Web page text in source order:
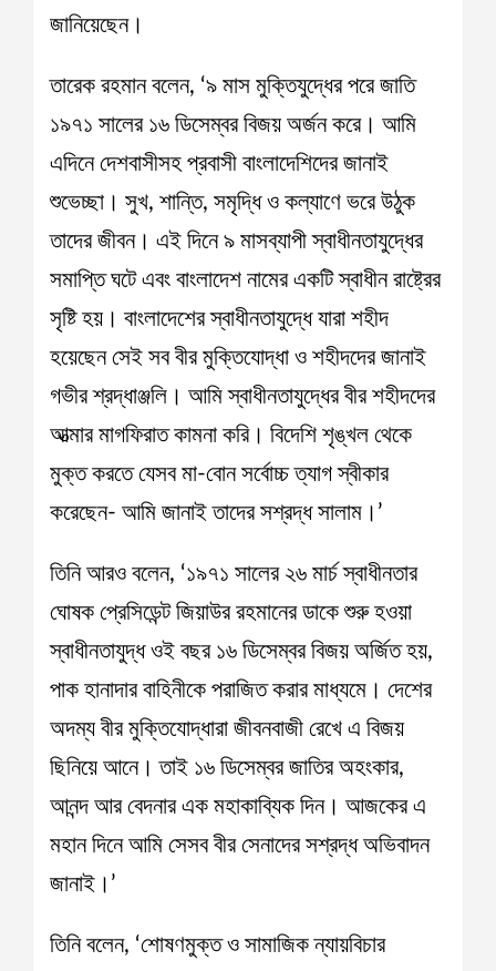
জানিয়েছেন।
তারেক রহমান বলেন, ‘৯ মাস মুক্তিযুদ্ধের পরে জাতি
১৯৭১ সালের ১৬ ডিসেম্বর বিজয় অর্জন করে। আমি
এদিনে দেশবাসীসহ প্রবাসী বাংলাদেশিদের জানাই
শুভেচ্ছা। সুখ, শান্তি, সমৃদ্ধি ও কল্যাণে ভরে উঠুক
তাদের জীবন। এই দিনে ৯ মাসব্যাপী স্বাধীনতাযুদ্ধের
সমাপ্তি ঘটে এবং বাংলাদেশ নামের একটি স্বাধীন রাষ্ট্রের
সৃষ্টি হয়। বাংলাদেশের স্বাধীনতাযুদ্ধে যারা শহীদ
হয়েছেন সেই সব বীর মুক্তিযোদ্ধা ও শহীদদের জানাই
গভীর শ্রদ্ধাঞ্জলি। আমি স্বাধীনতাযুদ্ধের বীর শহীদদের
আত্মার মাগফিরাত কামনা করি। বিদেশি শৃঙ্খল থেকে
মুক্ত করতে যেসব মা-বোন সর্বোচ্চ ত্যাগ স্বীকার
করেছেন- আমি জানাই তাদের সশ্রদ্ধ সালাম।’
তিনি আরও বলেন, ‘১৯৭১ সালের ২৬ মার্চ স্বাধীনতার
ঘোষক প্রেসিডেন্ট জিয়াউর রহমানের ডাকে শুরু হওয়া
স্বাধীনতাযুদ্ধ ওই বছর ১৬ ডিসেম্বর বিজয় অর্জিত হয়,
পাক হানাদার বাহিনীকে পরাজিত করার মাধ্যমে। দেশের
অদম্য বীর মুক্তিযোদ্ধারা জীবনবাজী রেখে এ বিজয়
ছিনিয়ে আনে। তাই ১৬ ডিসেম্বর জাতির অহংকার,
আনন্দ আর বেদনার এক মহাকাব্যিক দিন। আজকের এ
মহান দিনে আমি সেসব বীর সেনাদের সশ্রদ্ধ অভিবাদন
জানাই।’
তিনি বলেন, ‘শোষণমুক্ত ও সামাজিক ন্যায়বিচার